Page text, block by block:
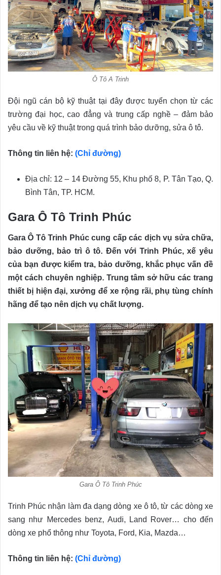
Ô Tô A Trinh
Đội ngũ cán bộ kỹ thuật tại đây được tuyển chọn từ các
trường đại học, cao đẳng và trung cấp nghề – đảm bảo
yêu cầu về kỹ thuật trong quá trình bảo dưỡng, sửa ô tô.
Thông tin liên hệ: (Chỉ đường)
Địa chỉ: 12 – 14 Đường 55, Khu phố 8, P. Tân Tạo, Q.
Bình Tân, TP. HCM.
Gara Ô Tô Trinh Phúc
Gara Ô Tô Trinh Phúc cung cấp các dịch vụ sửa chữa,
bảo dưỡng, bảo trì ô tô. Đến với Trinh Phúc, xế yêu
của bạn được kiểm tra, bảo dưỡng, khắc phục vấn đề
một cách chuyên nghiệp. Trung tâm sở hữu các trang
thiết bị hiện đại, xưởng để xe rộng rãi, phụ tùng chính
hãng để tạo nên dịch vụ chất lượng.
Gara Ô Tô Trinh Phúc
Trinh Phúc nhận làm đa dạng dòng xe ô tô, từ các dòng xe
sang như Mercedes benz, Audi, Land Rover… cho đến
dòng xe phổ thông như Toyota, Ford, Kia, Mazda…
Thông tin liên hệ: (Chỉ đường)